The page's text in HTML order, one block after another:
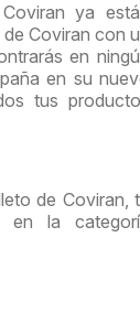
ya
Coviran con
en
en su
tus
de Coviran,
en la